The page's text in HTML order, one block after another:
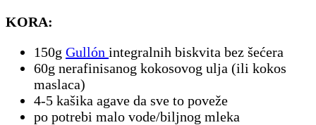
KORA:
150g Gullón integralnih biskvita bez šećera
60g nerafinisanog kokosovog ulja (ili kokos
maslaca)
4-5 kašika agave da sve to poveže
po potrebi malo vode/biljnog mleka